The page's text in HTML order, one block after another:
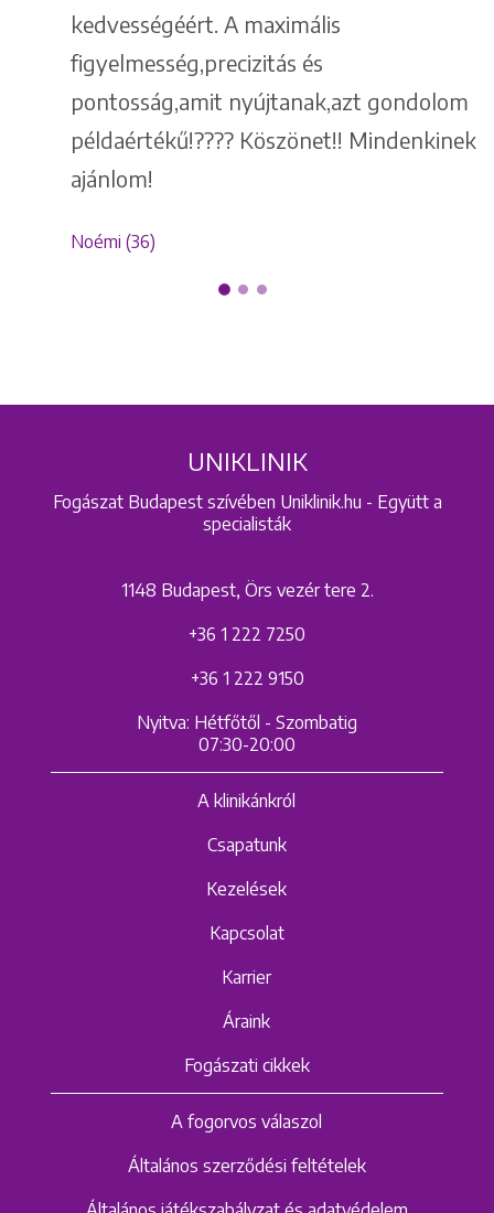
kedvességéért. A maximális
figyelmesség,precizitás és
pontosság,amit nyújtanak,azt gondolom
példaértékű!???? Köszönet!! Mindenkinek
ajánlom!
Noémi (36)
UNIKLINIK
Fogászat Budapest szívében Uniklinik.hu - Együtt a
specialisták
1148 Budapest, Örs vezér tere 2.
+36 1 222 7250
+36 1 222 9150
Nyitva: Hétfőtől - Szombatig
07:30-20:00
A klinikánkról
Csapatunk
Kezelések
Kapcsolat
Karrier
Áraink
Fogászati cikkek
A fogorvos válaszol
Általános szerződési feltételek